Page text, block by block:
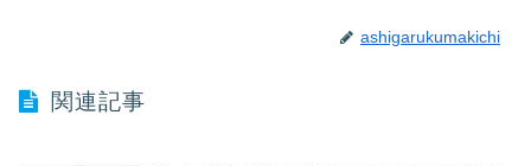
ashigarukumakichi
関連記事